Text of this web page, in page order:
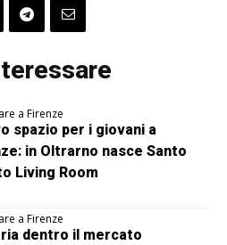
a Firenze
spazio per i giovani a
in Oltrarno nasce Santo
Living Room
a Firenze
dentro il mercato